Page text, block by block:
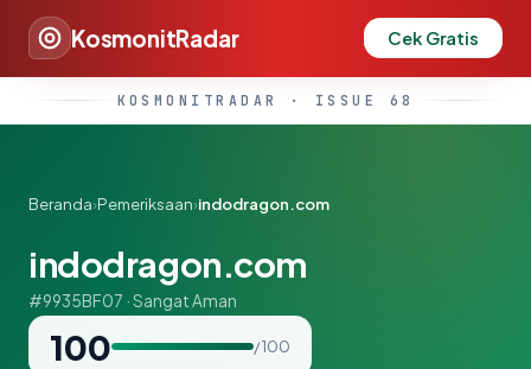
KosmonitRadar Cek Gratis
KOSMONITRADAR · ISSUE 68
Beranda›Pemeriksaan›indodragon.com
indodragon.com
#9935BF07 · Sangat Aman
100 / 100